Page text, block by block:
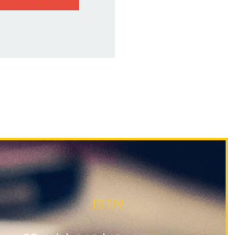
אודות